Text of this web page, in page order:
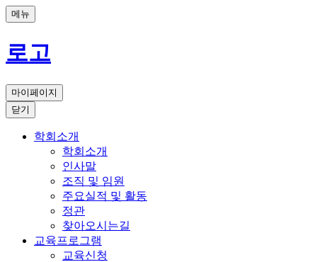
메뉴
로고
마이페이지
닫기
학회소개
학회소개
인사말
조직 및 임원
주요실적 및 활동
정관
찾아오시는길
교육프로그램
교육신청